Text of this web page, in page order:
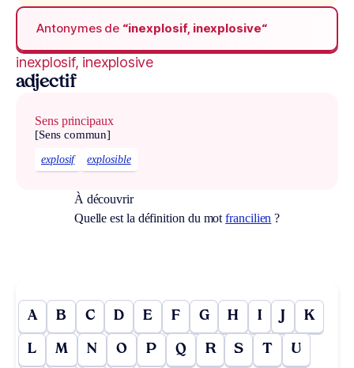
Antonymes de “inexplosif, inexplosive“
inexplosif, inexplosive
adjectif
Sens principaux
[Sens commun]
explosif explosible
À découvrir
Quelle est la définition du motfrancilien ?
A B C D E F G H I J K
L M N O P Q R S T U